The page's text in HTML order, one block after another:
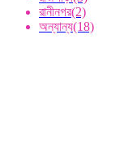
রানীনগর(2)
অন্যান্য(18)